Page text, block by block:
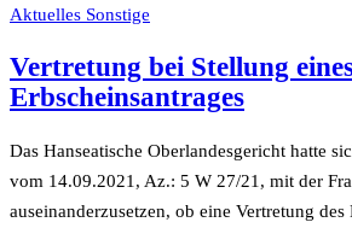
Aktuelles Sonstige
Vertretung bei Stellung
Erbscheinsantrages
Das Hanseatische Oberlandesgericht hatte
vom 14.09.2021, Az.: 5 W 27/21, mit der
auseinanderzusetzen, ob eine Vertretung des